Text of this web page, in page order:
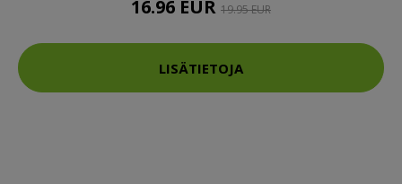
16.96 EUR 19.95 EUR
LISÄTIETOJA